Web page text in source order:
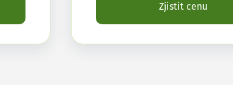
Zjistit cenu